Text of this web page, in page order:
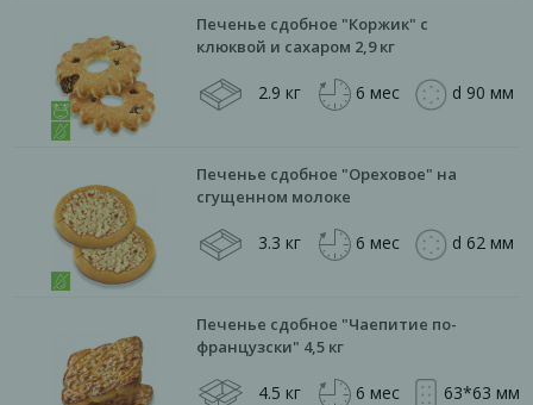
Печенье сдобное "Коржик" с
клюквой и сахаром 2,9 кг
2.9 кг 6 мес d 90 мм
Печенье сдобное "Ореховое" на
сгущенном молоке
3.3 кг 6 мес d 62 мм
Печенье сдобное "Чаепитие по-
французски" 4,5 кг
4.5 кг 6 мес 63*63 мм